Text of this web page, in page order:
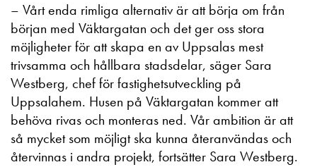
– Vårt enda rimliga alternativ är att börja om från
början med Väktargatan och det ger oss stora
möjligheter för att skapa en av Uppsalas mest
trivsamma och hållbara stadsdelar, säger Sara
Westberg, chef för fastighetsutveckling på
Uppsalahem. Husen på Väktargatan kommer att
behöva rivas och monteras ned. Vår ambition är att
så mycket som möjligt ska kunna återanvändas och
återvinnas i andra projekt, fortsätter Sara Westberg.